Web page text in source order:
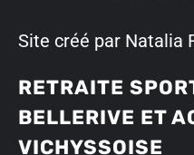
Site créé par Natalia
RETRAITE
BELLERIVE ET
VICHYSSOISE